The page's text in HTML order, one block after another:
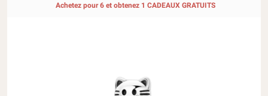
Achetez pour 6 et obtenez 1 CADEAUX GRATUITS